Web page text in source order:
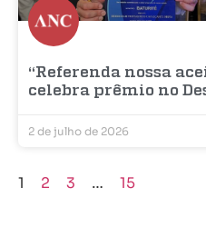
“Referenda nossa
celebra prêmio no
2 de julho de 2026
1 2 3 … 15